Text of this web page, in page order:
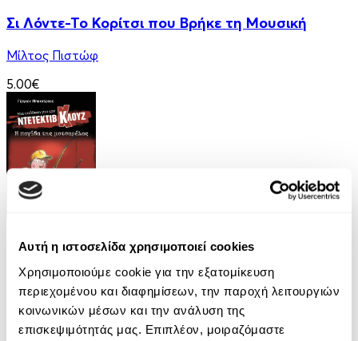
Αυτή η ιστοσελίδα χρησιμοποιεί cookies
Χρησιμοποιούμε cookie για την εξατομίκευση
περιεχομένου και διαφημίσεων, την παροχή λειτουργιών
κοινωνικών μέσων και την ανάλυση της
επισκεψιμότητάς μας. Επιπλέον, μοιραζόμαστε
Σι Λόντε-Το Κορίτσι που Βρήκε τη Μουσική
Μίλτος Πιστώφ
5.00€
παγίδα της μοτσαρέλας
Jurgen Banscherus